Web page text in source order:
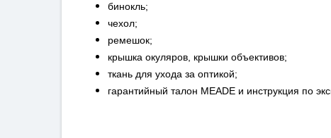
бинокль;
чехол;
ремешок;
крышка окуляров, крышки объективов;
ткань для ухода за оптикой;
гарантийный талон MEADE и инструкция по